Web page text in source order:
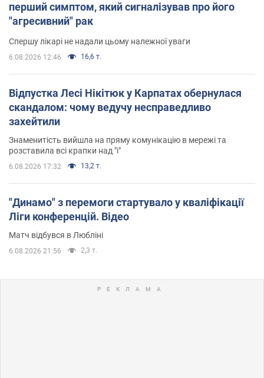
перший симптом, який сигналізував про його
"агресивний" рак
Спершу лікарі не надали цьому належної уваги
6.08.2026 12:46 16,6 т.
Відпустка Лесі Нікітюк у Карпатах обернулася
скандалом: чому ведучу несправедливо
захейтили
Знаменитість вийшла на пряму комунікацію в мережі та
розставила всі крапки над "і"
6.08.2026 17:32 13,2 т.
"Динамо" з перемоги стартувало у кваліфікації
Ліги конференцій. Відео
Матч відбувся в Любліні
6.08.2026 21:56 2,3 т.